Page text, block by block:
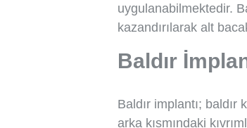
uygulanabilmektedir.
kazandırılarak alt
Baldır
Baldır implantı;
arka kısmındaki